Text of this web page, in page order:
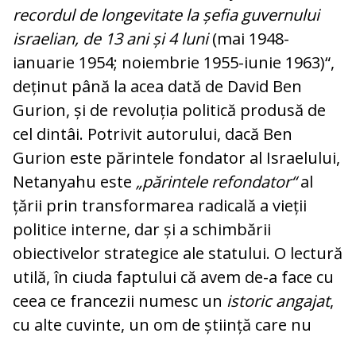
recordul de longevitate la șefia guvernului
israelian, de 13 ani și 4 luni(mai 1948-
ianuarie 1954; noiembrie 1955-iunie 1963)“,
deținut până la acea dată de David Ben
Gurion, și de revoluția politică produsă de
cel dintâi. Potrivit autorului, dacă Ben
Gurion este părintele fondator al Israelului,
Netanyahu este „părintele refondator“al
țării prin transformarea radicală a vieții
politice interne, dar și a schimbării
obiectivelor strategice ale statului. O lectură
utilă, în ciuda faptului că avem de-a face cu
ceea ce francezii numesc un istoric angajat,
cu alte cuvinte, un om de știință care nu